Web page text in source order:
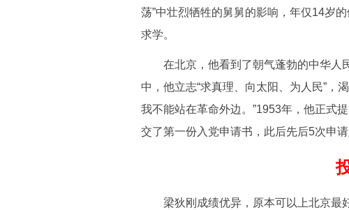
荡”中壮烈牺牲的舅舅的影响，年仅14岁
求学。
在北京，他看到了朝气蓬勃的中华人
中，他立志“求真理、向太阳、为人民”，
我不能站在革命外边。”1953年，他正式
交了第一份入党申请书，此后先后5次申请
梁狄刚成绩优异，原本可以上北京最